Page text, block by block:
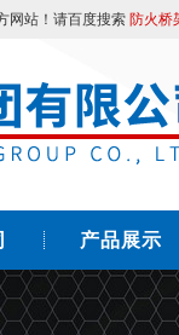
网站！请百度搜索 防火桥
产品展示